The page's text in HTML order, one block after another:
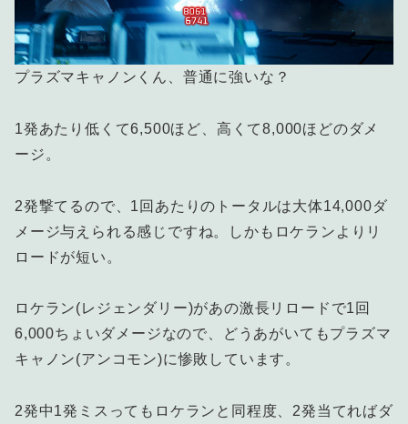
プラズマキャノンくん、普通に強いな？
1発あたり低くて6,500ほど、高くて8,000ほどのダメ
ージ。
2発撃てるので、1回あたりのトータルは大体14,000ダ
メージ与えられる感じですね。しかもロケランよりリ
ロードが短い。
ロケラン(レジェンダリー)があの激長リロードで1回
6,000ちょいダメージなので、どうあがいてもプラズマ
キャノン(アンコモン)に惨敗しています。
2発中1発ミスってもロケランと同程度、2発当てればダ